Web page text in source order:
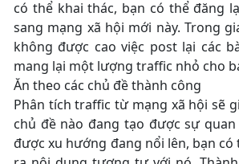
có thể khai thác, bạn có thể đăng
sang mạng xã hội mới này. Trong
không được cao việc post lại các
mang lại một lượng traffic nhỏ cho
Ăn theo các chủ đề thành công
Phân tích traffic từ mạng xã hội sẽ
chủ đề nào đang tạo được sự
được xu hướng đang nổi lên, bạn có